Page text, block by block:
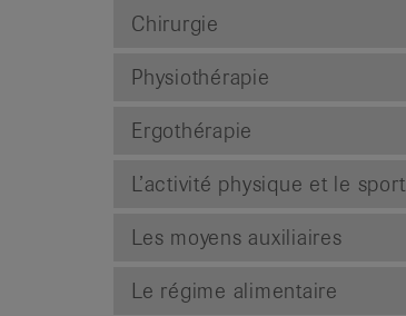
Chirurgie
Physiothérapie
Ergothérapie
L’activité physique et le sport
Les moyens auxiliaires
Le régime alimentaire